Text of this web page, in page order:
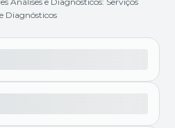
Diagnósticos